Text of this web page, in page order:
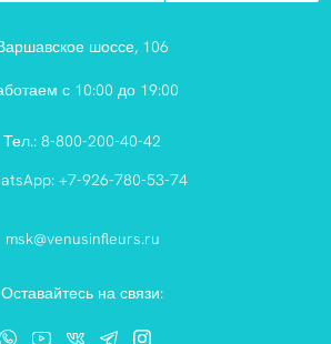
шоссе, 106
с 10:00 до 19:00
Тел.: 8-800-200-40-42
+7-926-780-53-74
msk@venusinfleurs.ru
Оставайтесь на связи: